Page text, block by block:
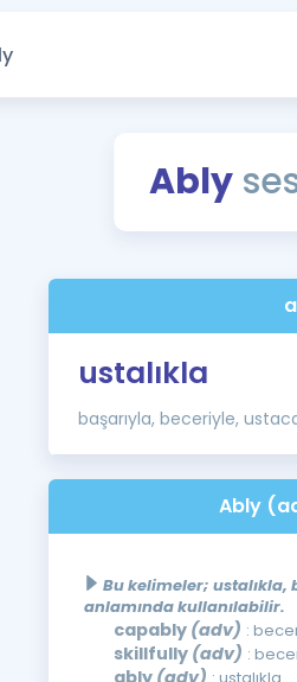
Ably
ustalıkla
başarıyla, beceriyle,
Ably
Bu kelimeler; ustalıkla,
anlamında kullanılabilir.
capably (adv) :
skillfully (adv) :
ably (adv)